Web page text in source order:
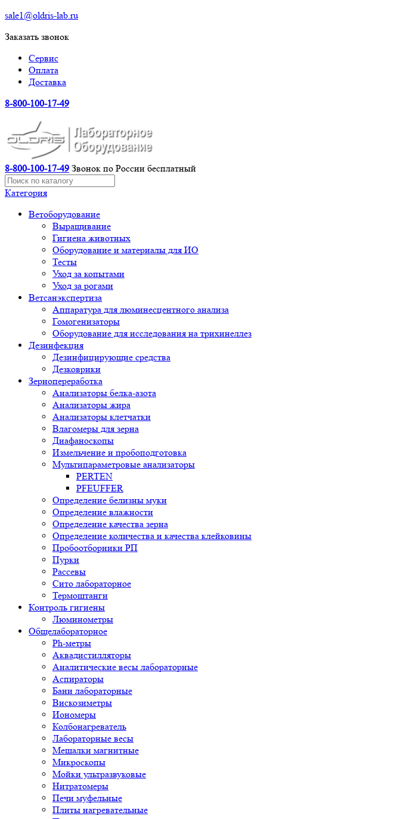
sale1@oldris-lab.ru
Заказать звонок
Сервис
Оплата
Доставка
8-800-100-17-49
8-800-100-17-49 Звонок по России бесплатный
Категория
Ветоборудование
Выращивание
Гигиена животных
Оборудование и материалы для ИО
Тесты
Уход за копытами
Уход за рогами
Ветсанэкспертиза
Аппаратура для люминесцентного анализа
Гомогенизаторы
Оборудование для исследования на трихинеллез
Дезинфекция
Дезинфицирующие средства
Дезковрики
Зернопереработка
Анализаторы белка-азота
Анализаторы жира
Анализаторы клетчатки
Влагомеры для зерна
Диафаноскопы
Измельчение и пробоподготовка
Мультипараметровые анализаторы
PERTEN
PFEUFFER
Определение белизны муки
Определение влажности
Определение качества зерна
Определение количества и качества клейковины
Пробоотборники РП
Пурки
Рассевы
Сито лабораторное
Термоштанги
Контроль гигиены
Люминометры
Общелабораторное
Ph-метры
Аквадистилляторы
Аналитические весы лабораторные
Аспираторы
Бани лабораторные
Вискозиметры
Иономеры
Колбонагреватель
Лабораторные весы
Мешалки магнитные
Микроскопы
Мойки ультразвуковые
Нитратомеры
Печи муфельные
Плиты нагревательные